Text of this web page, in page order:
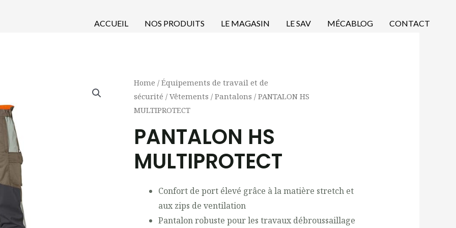
ACCUEIL NOS PRODUITS LE MAGASIN LE SAV MÉCABLOG CONTACT
Home /Équipements de travail et de
sécurité /Vêtements /Pantalons / PANTALON HS
MULTIPROTECT
PANTALON HS
MULTIPROTECT
Confort de port élevé grâce à la matière stretch et
aux zips de ventilation
Pantalon robuste pour les travaux débroussaillage